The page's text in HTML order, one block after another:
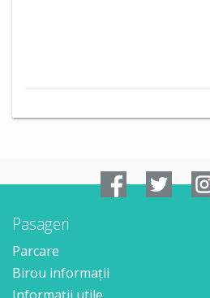
Pasageri
Parcare
Birou informații